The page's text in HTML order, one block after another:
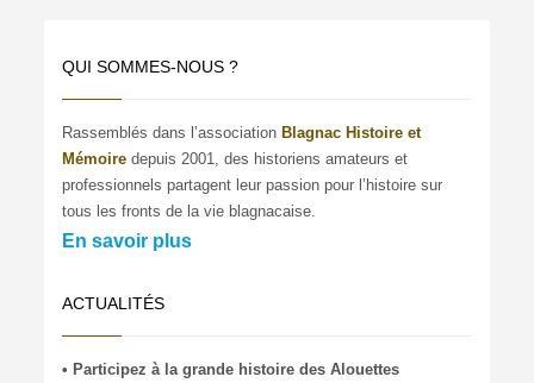
QUI SOMMES-NOUS ?
Rassemblés dans l’associationBlagnac Histoire et
Mémoire depuis 2001, des historiens amateurs et
professionnels partagent leur passion pour l’histoire sur
tous les fronts de la vie blagnacaise.
En savoir plus
ACTUALITÉS
• Participez à la grande histoire des Alouettes